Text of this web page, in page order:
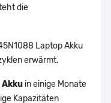
die
Laptop Akku
erwärmt.
Akku in einige Monate
Kapazitäten